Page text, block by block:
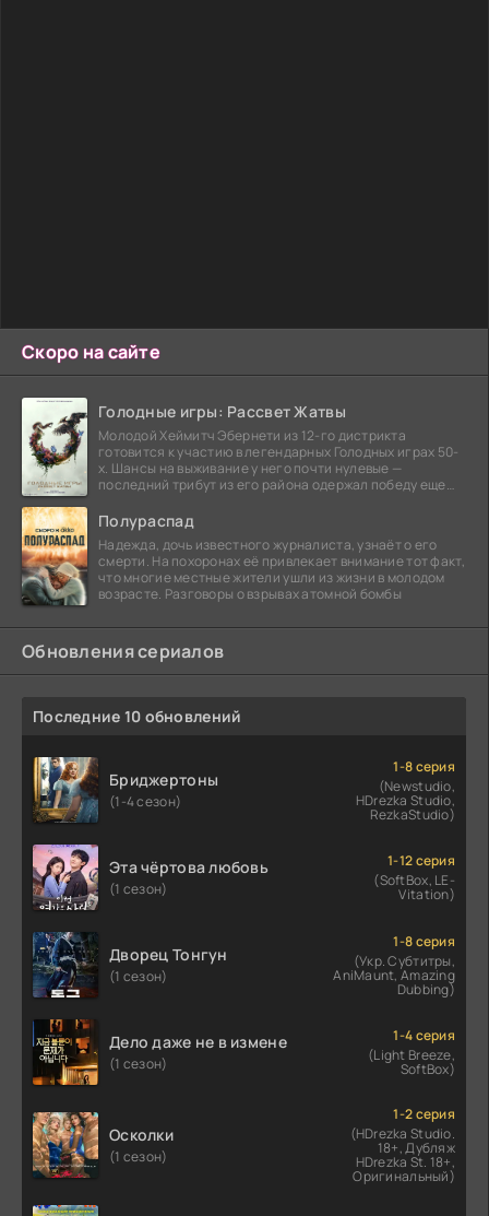
Скоро на сайте
Голодные игры: Рассвет Жатвы
Молодой Хеймитч Эбернети из 12-го дистрикта
готовится к участию в легендарных Голодных играх 50-
х. Шансы на выживание у него почти нулевые —
последний трибут из его района одержал победу еще
Полураспад
Надежда, дочь известного журналиста, узнаёт о его
смерти. На похоронах её привлекает внимание тот факт,
что многие местные жители ушли из жизни в молодом
возрасте. Разговоры о взрывах атомной бомбы
Обновления сериалов
Последние 10 обновлений
Бриджертоны
(1-4 сезон)
1-8 серия
(Newstudio,
HDrezka Studio,
RezkaStudio)
Эта чёртова любовь
(1 сезон)
1-12 серия
(SoftBox, LE-
Vitation)
Дворец Тонгун
(1 сезон)
1-8 серия
(Укр. Субтитры,
AniMaunt, Amazing
Dubbing)
Дело даже не в измене
(1 сезон)
1-4 серия
(Light Breeze,
SoftBox)
Осколки
(1 сезон)
1-2 серия
(HDrezka Studio.
18+, Дубляж
HDrezka St. 18+,
Оригинальный)